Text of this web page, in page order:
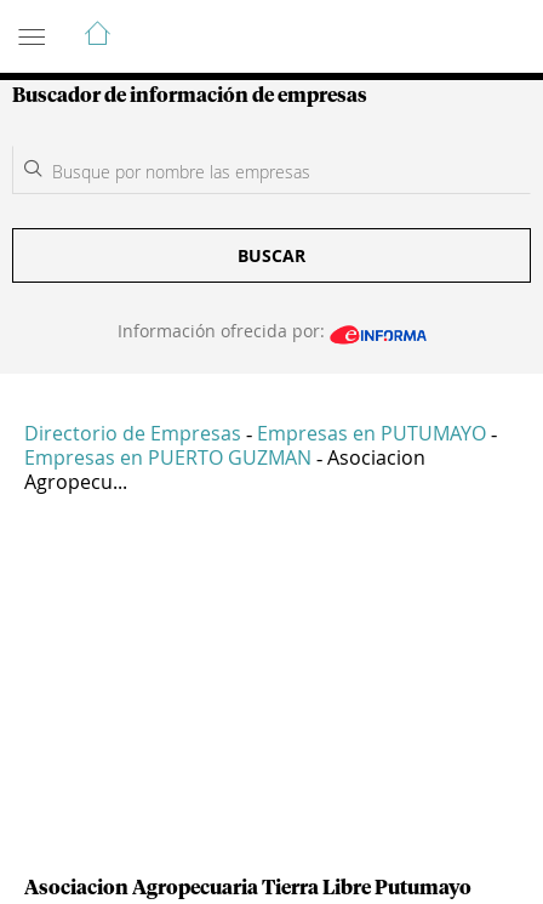
Guía de Empresas Colombianas
Buscador de información de empresas
BUSCAR
Información ofrecida por:
Directorio de Empresas - Empresas en PUTUMAYO -
Empresas en PUERTO GUZMAN - Asociacion
Agropecu...
Asociacion Agropecuaria Tierra Libre Putumayo